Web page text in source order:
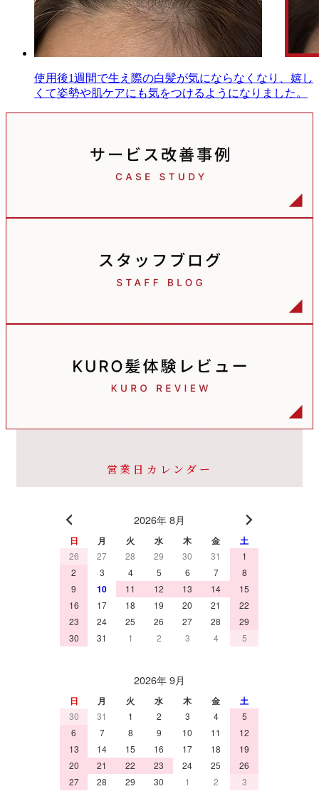
使用後1週間で生え際の白髪が気にならなくなり、嬉し
くて姿勢や肌ケアにも気をつけるようになりました。
営業日カレンダー
2026年 8月
日 月 火 水 木 金 土
26 27 28 29 30 31
1
2
3 4 5 6 7
8
9
10 11 12 13 14
15
16
17 18 19 20 21
22
23
24 25 26 27 28
29
30
31 1 2 3 4 5
2026年 9月
日 月 火 水 木 金 土
30 31 1 2 3 4
5
6
7 8 9 10 11
12
13
14 15 16 17 18
19
20
21 22 23 24 25
26
27
28 29 30 1 2 3